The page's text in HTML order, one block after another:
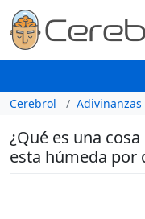
Cerebrol Adivinanzas
¿Qué es una
esta húmeda por